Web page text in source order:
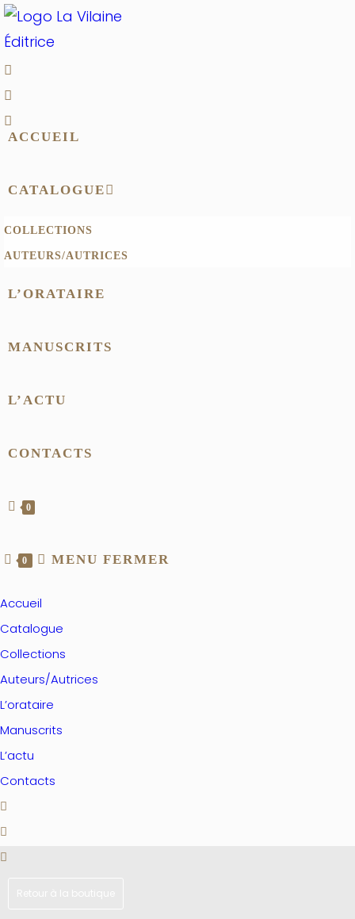
ACCUEIL
CATALOGUE
COLLECTIONS
AUTEURS/AUTRICES
L’ORATAIRE
MANUSCRITS
L’ACTU
CONTACTS
0
0 MENU FERMER
Accueil
Catalogue
Collections
Auteurs/Autrices
L’orataire
Manuscrits
L’actu
Contacts